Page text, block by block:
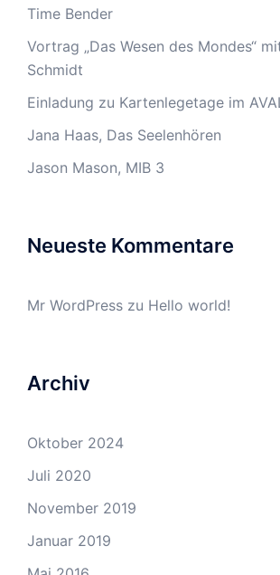
Time Bender
Vortrag „Das Wesen des Mondes“
Schmidt
Einladung zu Kartenlegetage im
Jana Haas, Das Seelenhören
Jason Mason, MIB 3
Neueste Kommentare
Mr WordPress zu Hello world!
Archiv
Oktober 2024
Juli 2020
November 2019
Januar 2019